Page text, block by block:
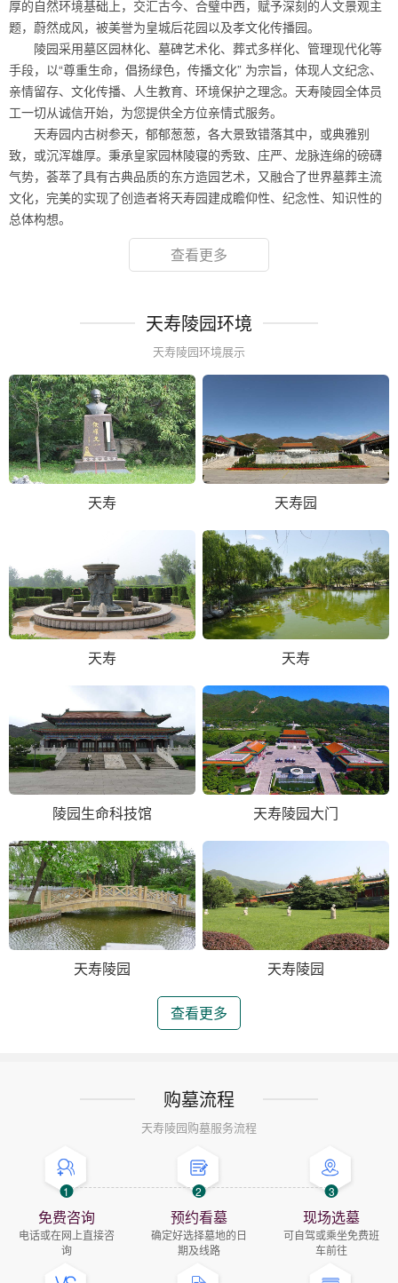
厚的自然环境基础上，交汇古今、合璧中西，赋予深刻的人文景观主
题，蔚然成风，被美誉为皇城后花园以及孝文化传播园。
陵园采用墓区园林化、墓碑艺术化、葬式多样化、管理现代化等
手段，以“尊重生命，倡扬绿色，传播文化” 为宗旨，体现人文纪念、
亲情留存、文化传播、人生教育、环境保护之理念。天寿陵园全体员
工一切从诚信开始，为您提供全方位亲情式服务。
天寿园内古树参天，郁郁葱葱，各大景致错落其中，或典雅别
致，或沉浑雄厚。秉承皇家园林陵寝的秀致、庄严、龙脉连绵的磅礴
气势，荟萃了具有古典品质的东方造园艺术，又融合了世界墓葬主流
文化，完美的实现了创造者将天寿园建成瞻仰性、纪念性、知识性的
总体构想。
查看更多
天寿陵园环境
天寿陵园环境展示
天寿 天寿园
天寿 天寿
陵园生命科技馆 天寿陵园大门
天寿陵园 天寿陵园
查看更多
购墓流程
天寿陵园购墓服务流程
1
免费咨询
电话或在网上直接咨
询
2
预约看墓
确定好选择墓地的日
期及线路
3
现场选墓
可自驾或乘坐免费班
车前往